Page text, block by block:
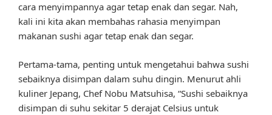
cara menyimpannya agar tetap enak dan segar. Nah,
kali ini kita akan membahas rahasia menyimpan
makanan sushi agar tetap enak dan segar.
Pertama-tama, penting untuk mengetahui bahwa sushi
sebaiknya disimpan dalam suhu dingin. Menurut ahli
kuliner Jepang, Chef Nobu Matsuhisa, “Sushi sebaiknya
disimpan di suhu sekitar 5 derajat Celsius untuk